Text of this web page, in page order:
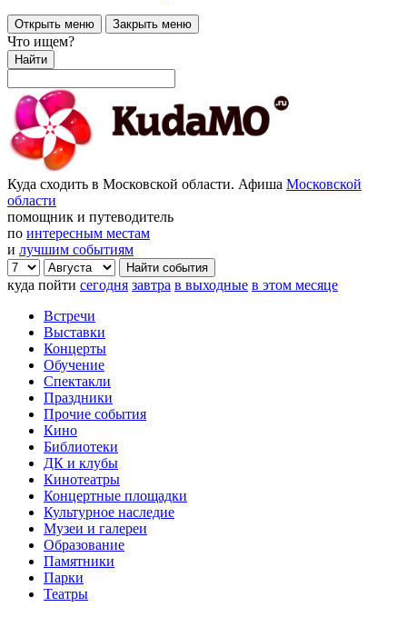
Открыть меню Закрыть меню
Что ищем?
Найти
Куда сходить в Московской области. Афиша Московской
области
помощник и путеводитель
по интересным местам
и лучшим событиям
куда пойти сегодня завтра в выходные в этом месяце
Встречи
Выставки
Концерты
Обучение
Спектакли
Праздники
Прочие события
Кино
Библиотеки
ДК и клубы
Кинотеатры
Концертные площадки
Культурное наследие
Музеи и галереи
Образование
Памятники
Парки
Театры